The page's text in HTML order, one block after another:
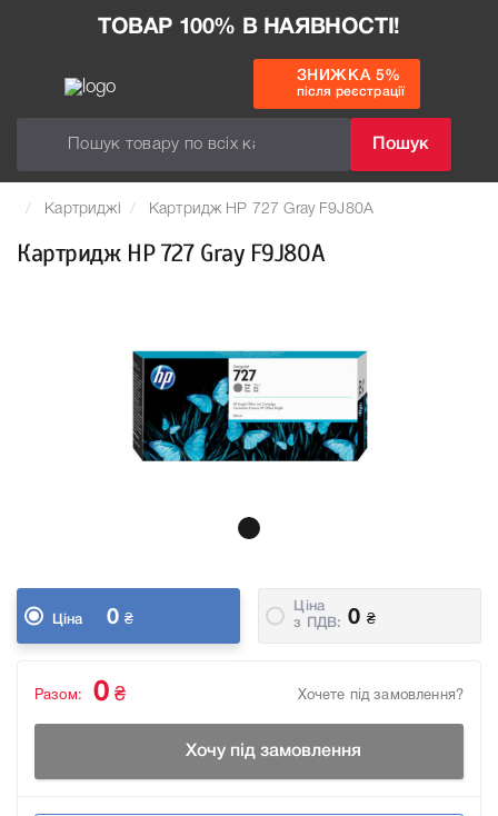
ТОВАР 100% В НАЯВНОСТІ!
Пошук
ЗНИЖКА 5%
після реєстрації
Картриджі Картридж HP 727 Gray F9J80A
Картридж HP 727 Gray F9J80A
Ціна 0 ₴
Ціна
з ПДВ:
0 ₴
Хочете під замовлення?
Разом: 0 ₴
Хочу під замовлення